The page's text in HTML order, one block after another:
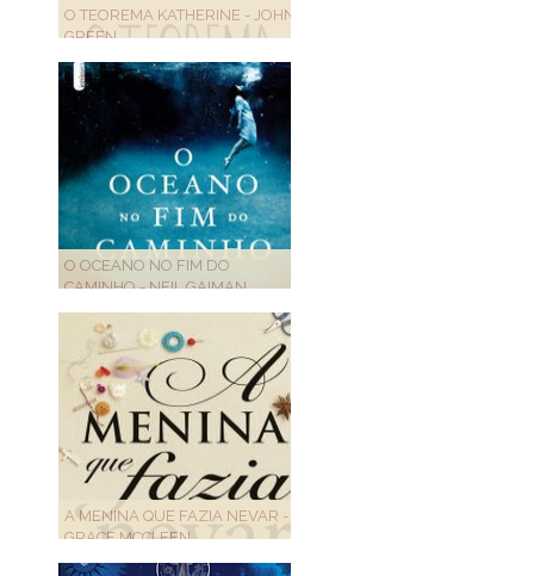
O TEOREMA KATHERINE - JOHN
GREEN
O OCEANO NO FIM DO
CAMINHO - NEIL GAIMAN
A MENINA QUE FAZIA NEVAR -
GRACE MCCLEEN